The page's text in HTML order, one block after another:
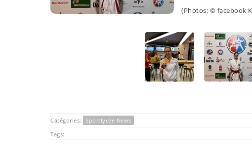
(Photos: © facebook
Catégories:
Sportlycée News
Tags: